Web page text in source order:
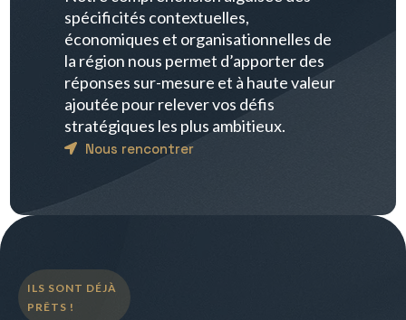
spécificités contextuelles,
économiques et organisationnelles de
la région nous permet d’apporter des
réponses sur-mesure et à haute valeur
ajoutée pour relever vos défis
stratégiques les plus ambitieux.
Nous rencontrer
ILS SONT DÉJÀ
PRÊTS !